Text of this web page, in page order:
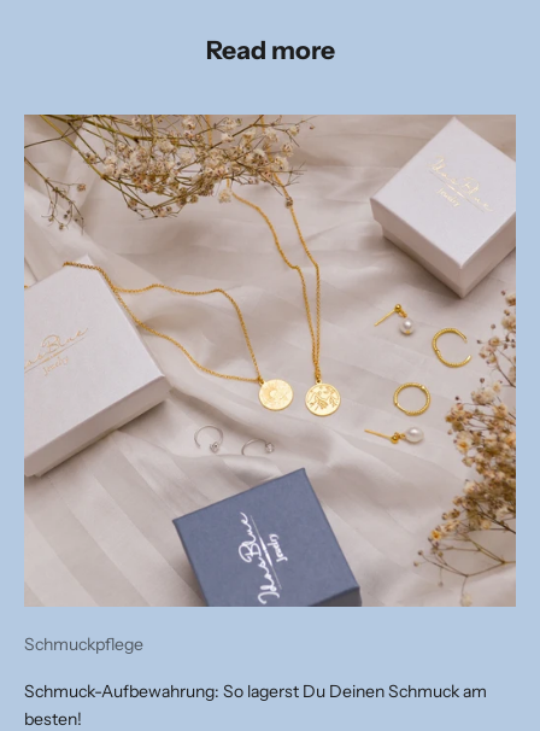
Read more
Schmuckpflege
Schmuck-Aufbewahrung: So lagerst Du Deinen Schmuck am
besten!